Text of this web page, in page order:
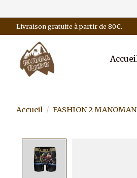
Livraison gratuite à partir de 80€.
Accueil / FASHION 2